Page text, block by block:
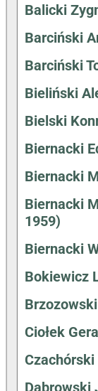
Balicki
Barciński
Barciński
Bieliński
Bielski
Biernacki
Biernacki
Biernacki
1959)
Biernacki
Bokiewicz
Ciołek
Czachórski
Dąbrowski